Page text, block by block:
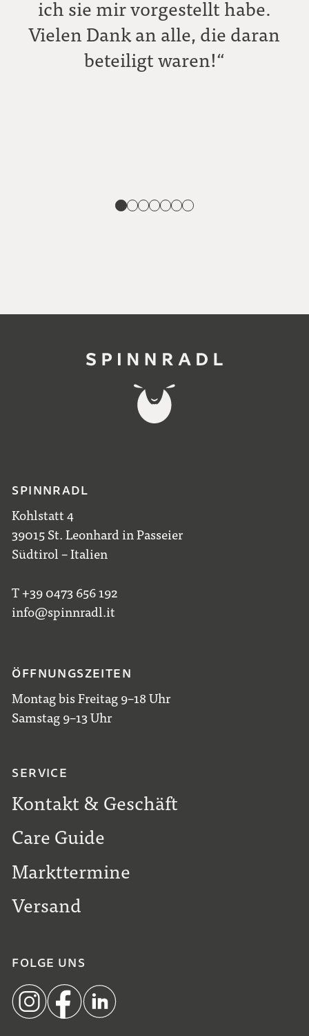
ich sie mir vorgestellt habe.
Vielen Dank an alle, die daran
beteiligt waren!“
SPINNRADL
Kohlstatt 4
39015 St. Leonhard in Passeier
Südtirol – Italien
T +39 0473 656 192
info@spinnradl.it
ÖFFNUNGSZEITEN
Montag bis Freitag 9–18 Uhr
Samstag 9–13 Uhr
SERVICE
Kontakt & Geschäft
Care Guide
Markttermine
Versand
FOLGE UNS